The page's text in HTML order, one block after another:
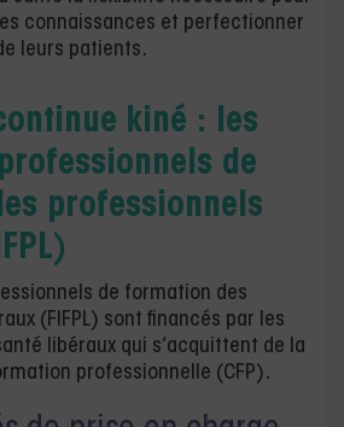
connaissances et perfectionner
leurs patients.
kiné : les
de
professionnels
)
de formation des
(FIFPL) sont financés par les
libéraux qui s’acquittent de la
professionnelle (CFP).